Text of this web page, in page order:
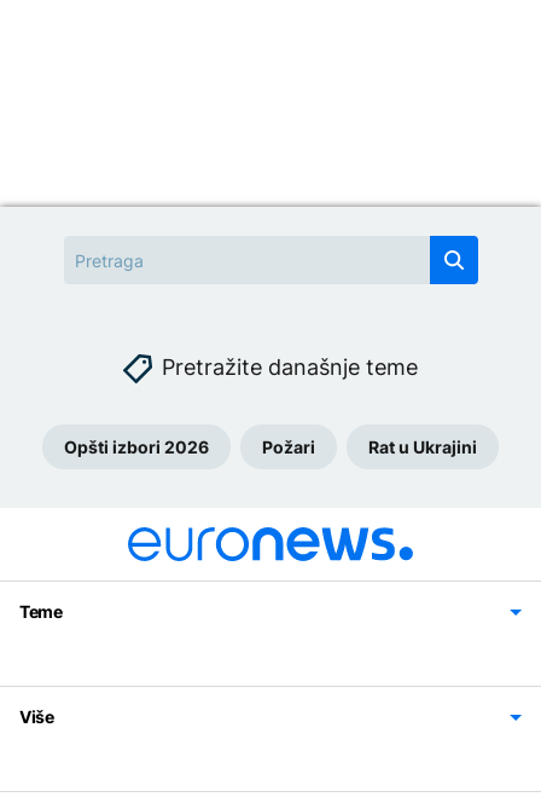
Pretražite današnje teme
Opšti izbori 2026 Požari Rat u Ukrajini
Teme
Svijet
Sport
Magazin
Više